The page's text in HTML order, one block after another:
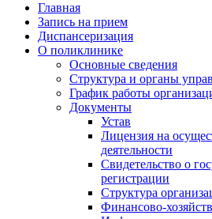
Главная
Запись на прием
Диспансеризация
О поликлинике
Основные сведения
Структура и органы
График работы
Документы
Устав
Лицензия на
деятельности
Свидетельство о
регистрации
Структура
Финансово-